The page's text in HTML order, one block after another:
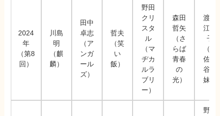
2024
年
（第8
回）
川島
明
（麒
麟）
田中
卓志
（ア
ンガ
ール
ズ）
哲夫
（笑
い
飯）
野田
クリ
スタ
ル
（マ
ヂカ
ルラ
ブリ
ー）
森田
哲矢
（さ
らば
青春
の
光）
渡辺
江里
子
（阿
佐ヶ
谷姉
妹）
野田